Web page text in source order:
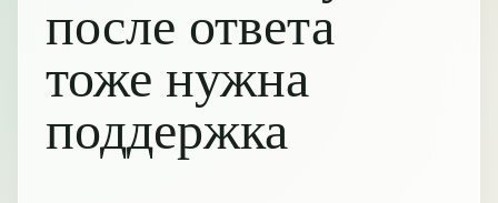
после ответа
тоже нужна
поддержка